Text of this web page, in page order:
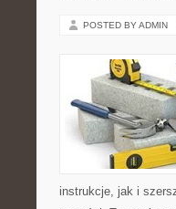
POSTED BY ADMIN
instrukcje, jak i